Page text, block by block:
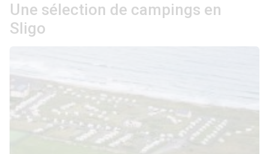
Une sélection de campings en
Sligo